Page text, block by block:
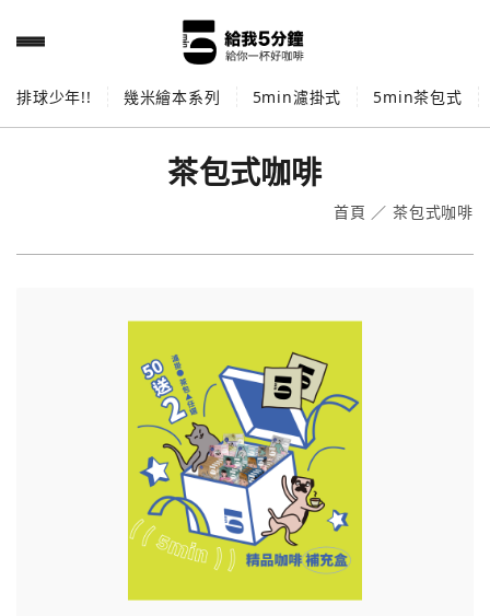
排球少年!! 幾米繪本系列 5min濾掛式 5min茶包式
茶包式咖啡
首頁 ／ 茶包式咖啡